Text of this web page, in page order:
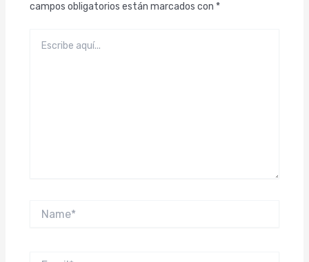
campos obligatorios están marcados con *
aquí...